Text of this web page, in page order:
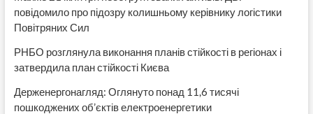
повідомило про підозру колишньому керівнику логістики
Повітряних Сил
РНБО розглянула виконання планів стійкості в регіонах і
затвердила план стійкості Києва
Держенергонагляд: Оглянуто понад 11,6 тисячі
пошкоджених об’єктів електроенергетики